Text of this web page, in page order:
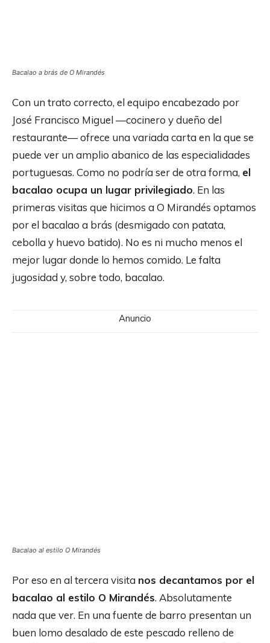
Bacalao a brás de O Mirandés
Con un trato correcto, el equipo encabezado por
José Francisco Miguel —cocinero y dueño del
restaurante— ofrece una variada carta en la que se
puede ver un amplio abanico de las especialidades
portuguesas. Como no podría ser de otra forma, el
bacalao ocupa un lugar privilegiado. En las
primeras visitas que hicimos a O Mirandés optamos
por el bacalao a brás (desmigado con patata,
cebolla y huevo batido). No es ni mucho menos el
mejor lugar donde lo hemos comido. Le falta
jugosidad y, sobre todo, bacalao.
Anuncio
Bacalao al estilo O Mirandés
Por eso en al tercera visita nos decantamos por el
bacalao al estilo O Mirandés. Absolutamente
nada que ver. En una fuente de barro presentan un
buen lomo desalado de este pescado relleno de